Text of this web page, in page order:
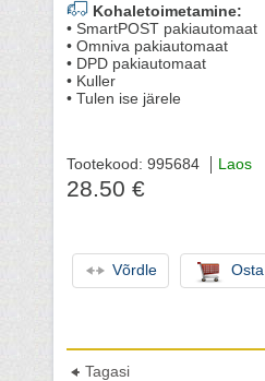
Kohaletoimetamine:
• SmartPOST pakiautomaat
• Omniva pakiautomaat
• DPD pakiautomaat
• Kuller
• Tulen ise järele
Tootekood: 995684 Laos
28.50 €
Võrdle Osta
Tagasi